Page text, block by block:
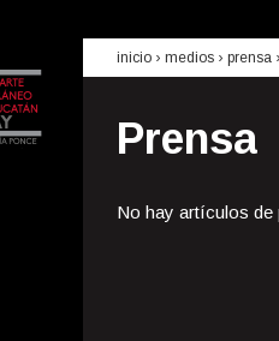
inicio › medios › prensa
Prensa
No hay artículos de